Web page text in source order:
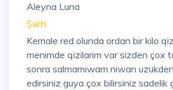
Aleyna Luna
Şərh:
Kemale red olunda ordan bir kilo
menimde qizilarim var sizden çox
sonra salmamiwam niwan
edirsiniz guya çox bilirsiniz sadelik